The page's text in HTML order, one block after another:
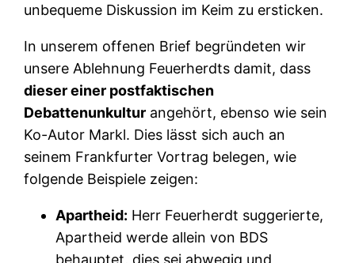
unbequeme Diskussion im Keim zu ersticken.
In unserem offenen Brief begründeten wir
unsere Ablehnung Feuerherdts damit, dass
dieser einer postfaktischen
Debattenunkultur angehört, ebenso wie sein
Ko-Autor Markl. Dies lässt sich auch an
seinem Frankfurter Vortrag belegen, wie
folgende Beispiele zeigen:
Apartheid: Herr Feuerherdt suggerierte,
Apartheid werde allein von BDS
behauptet, dies sei abwegig und